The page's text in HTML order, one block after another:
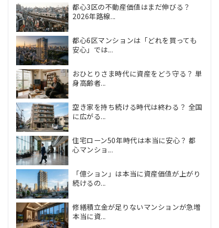
都心3区の不動産価値はまだ伸びる？
2026年路線...
都心6区マンションは「どれを買っても
安心」では...
おひとりさま時代に資産をどう守る？ 単
身高齢者...
空き家を持ち続ける時代は終わる？ 全国
に広がる...
住宅ローン50年時代は本当に安心？ 都
心マンショ...
「億ション」は本当に資産価値が上がり
続けるの...
修繕積立金が足りないマンションが急増
本当に資...